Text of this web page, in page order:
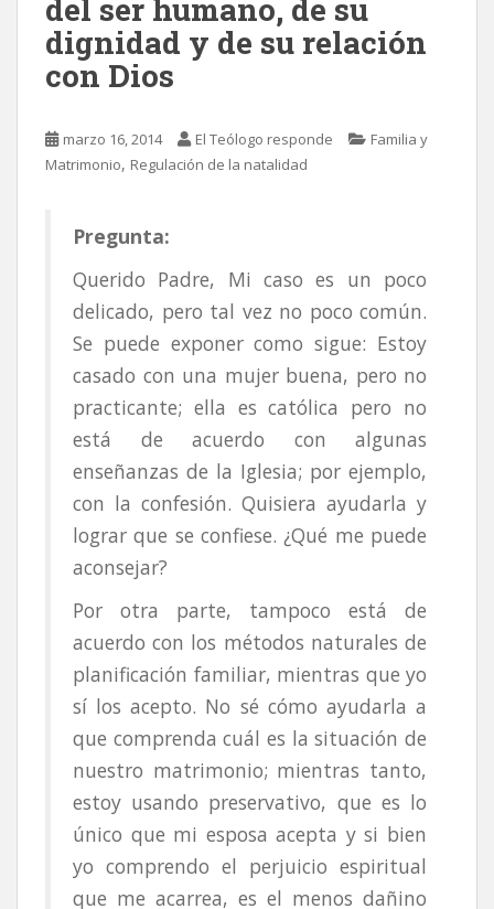
del ser humano, de su
dignidad y de su relación
con Dios
marzo 16, 2014 El Teólogo responde
Familia y
Matrimonio, Regulación de la natalidad
Pregunta:
Querido Padre, Mi caso es un poco
delicado, pero tal vez no poco común.
Se puede exponer como sigue: Estoy
casado con una mujer buena, pero no
practicante; ella es católica pero no
está de acuerdo con algunas
enseñanzas de la Iglesia; por ejemplo,
con la confesión. Quisiera ayudarla y
lograr que se confiese. ¿Qué me puede
aconsejar?
Por otra parte, tampoco está de
acuerdo con los métodos naturales de
planificación familiar, mientras que yo
sí los acepto. No sé cómo ayudarla a
que comprenda cuál es la situación de
nuestro matrimonio; mientras tanto,
estoy usando preservativo, que es lo
único que mi esposa acepta y si bien
yo comprendo el perjuicio espiritual
que me acarrea, es el menos dañino